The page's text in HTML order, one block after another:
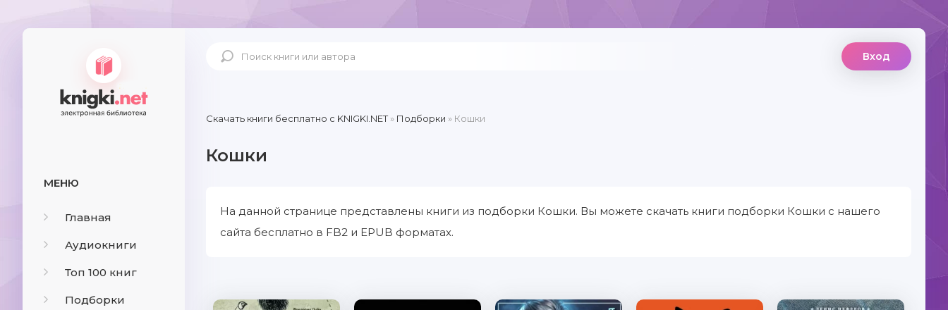
МЕНЮ
Главная
Аудиокниги
Топ 100 книг
Подборки
Вход
Скачать книги бесплатно c KNIGKI.NET» Подборки » Кошки
Кошки
На данной странице представлены книги из подборки Кошки. Вы можете скачать книги подборки Кошки с нашего
сайта бесплатно в FB2 и EPUB форматах.